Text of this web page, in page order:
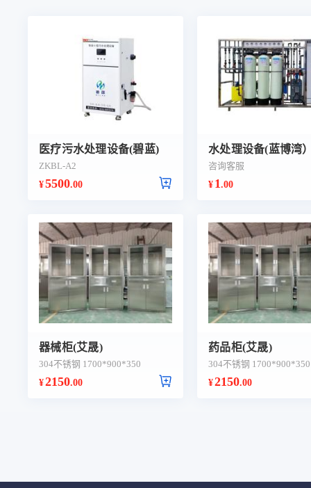
医疗污水处理设备(碧蓝)
ZKBL-A2
¥5500.00
水处理设备(蓝博湾
咨询客服
¥ 1 .00
器械柜(艾晟)
304不锈钢 1700*900*350
¥2150.00
药品柜(艾晟)
304不锈钢 1700*900*350
¥2150.00